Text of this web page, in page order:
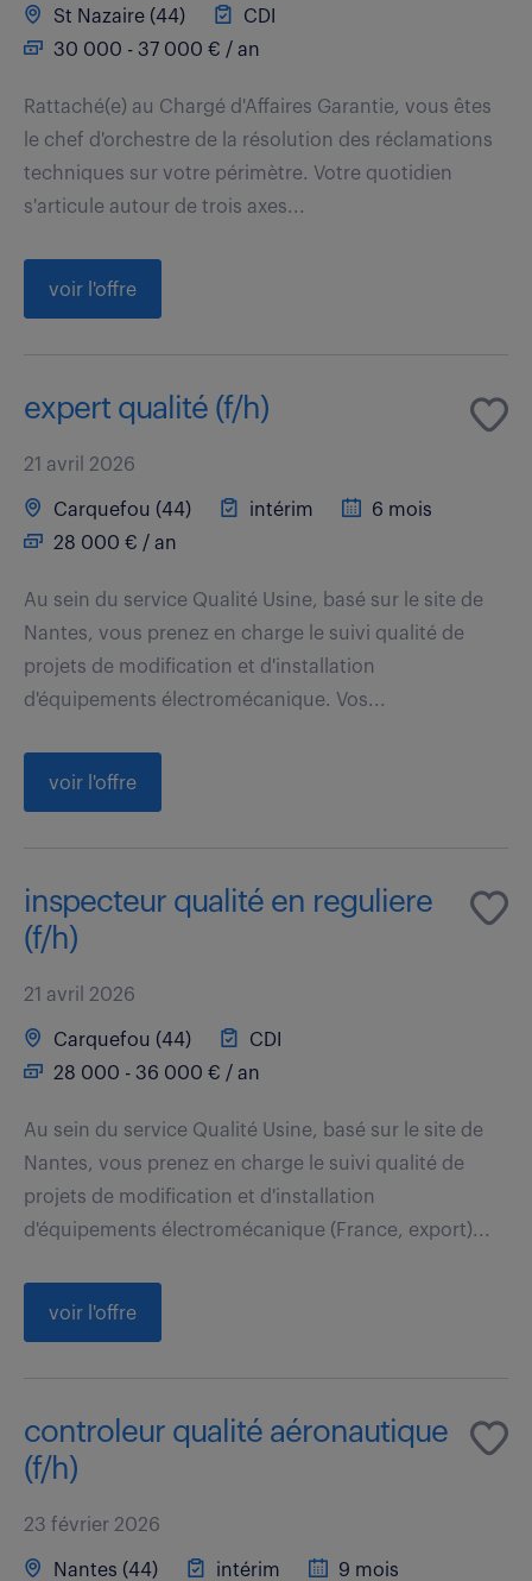
St Nazaire (44)
CDI
30 000 - 37 000 € / an
Rattaché(e) au Chargé d'Affaires Garantie, vous êtes
le chef d'orchestre de la résolution des réclamations
techniques sur votre périmètre. Votre quotidien
s'articule autour de trois axes...
voir l'offre
expert qualité (f/h)
21 avril 2026
Carquefou (44) intérim
6 mois
28 000 € / an
Au sein du service Qualité Usine, basé sur le site de
Nantes, vous prenez en charge le suivi qualité de
projets de modification et d'installation
d'équipements électromécanique. Vos...
voir l'offre
inspecteur qualité en reguliere
(f/h)
21 avril 2026
Carquefou (44)
CDI
28 000 - 36 000 € / an
Au sein du service Qualité Usine, basé sur le site de
Nantes, vous prenez en charge le suivi qualité de
projets de modification et d'installation
d'équipements électromécanique (France, export)...
voir l'offre
controleur qualité aéronautique
(f/h)
23 février 2026
Nantes (44) intérim
9 mois